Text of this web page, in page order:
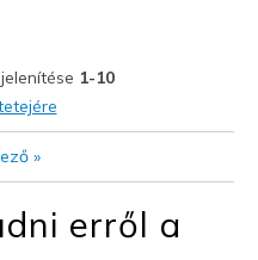
comfort
1-10
»
erről a